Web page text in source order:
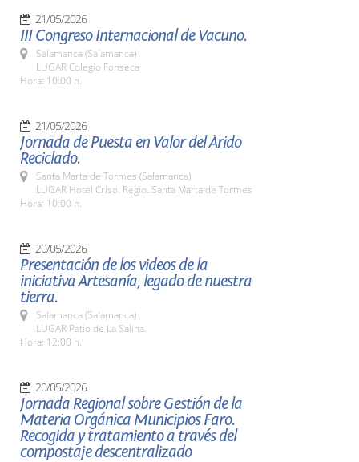
21/05/2026
III Congreso Internacional de Vacuno.
Salamanca (Salamanca)
LUGAR Colegio Fonseca
Hora: 10:00 h.
21/05/2026
Jornada de Puesta en Valor del Árido
Reciclado.
Santa Marta de Tormes (Salamanca)
LUGAR Hotel Crisol Regio. Santa Marta de Tormes
Hora: 10:00 h.
20/05/2026
Presentación de los videos de la
iniciativa Artesanía, legado de nuestra
tierra.
Salamanca (Salamanca)
LUGAR Patio de La Salina.
Hora: 12:00 h.
20/05/2026
Jornada Regional sobre Gestión de la
Materia Orgánica Municipios Faro.
Recogida y tratamiento a través del
compostaje descentralizado